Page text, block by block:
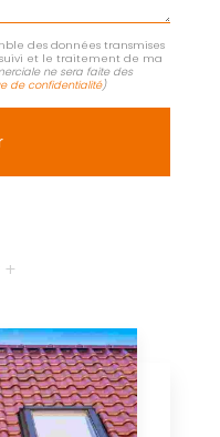
des données transmises
et le traitement de ma
ne sera faite des
de confidentialité)
+